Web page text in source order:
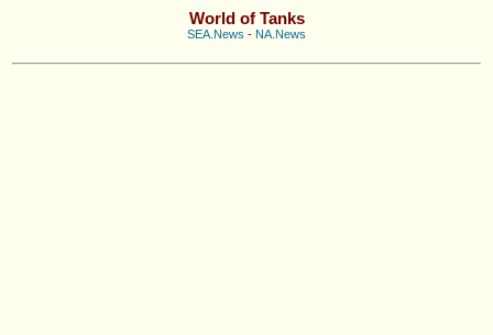
World of Tanks
SEA.News - NA.News